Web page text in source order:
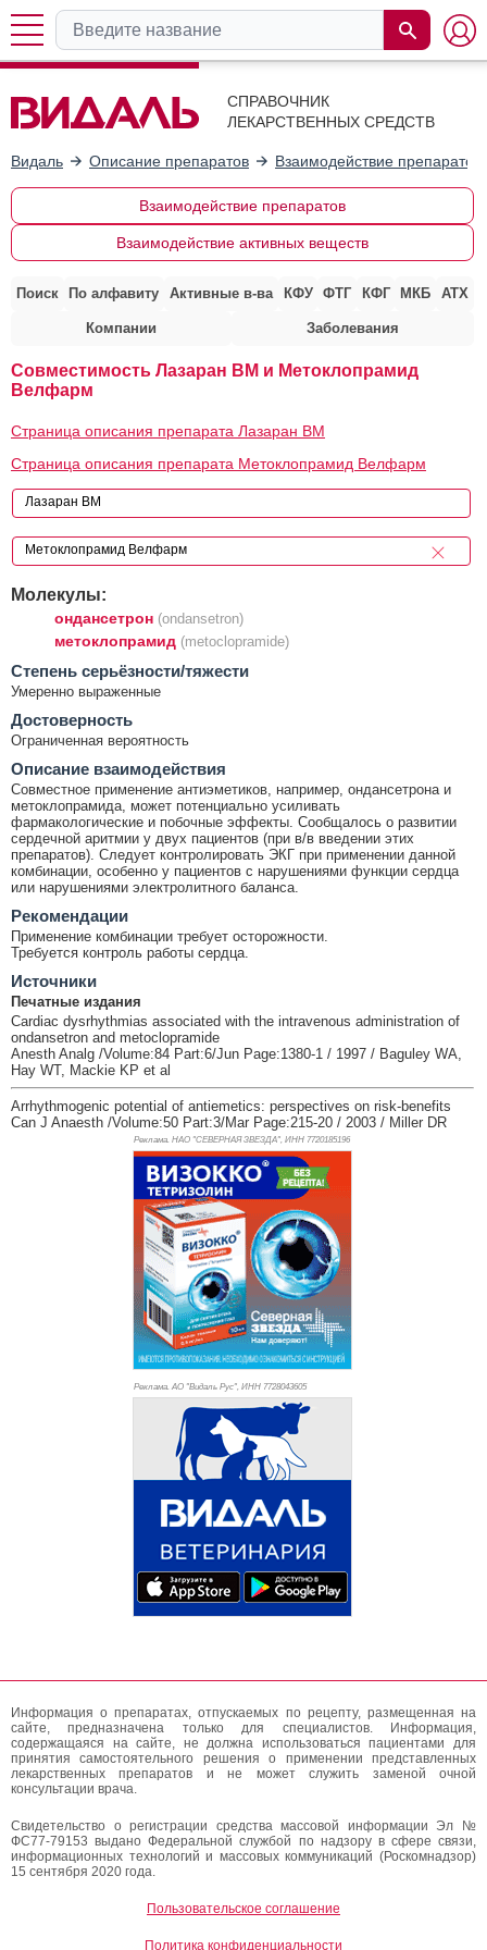
СПРАВОЧНИК
ЛЕКАРСТВЕННЫХ СРЕДСТВ
Видаль Описание препаратов Взаимодействие препаратов
Взаимодействие препаратов
Взаимодействие активных веществ
Поиск По алфавиту Активные в-ва КФУ ФТГ КФГ МКБ АТХ
Компании Заболевания
Совместимость Лазаран ВМ и Метоклопрамид
Велфарм
Страница описания препарата Лазаран ВМ
Страница описания препарата Метоклопрамид Велфарм
Молекулы:
ондансетрон (ondansetron)
метоклопрамид (metoclopramide)
Cтепень серьёзности/тяжести
Умеренно выраженные
Достоверность
Ограниченная вероятность
Описание взаимодействия
Совместное применение антиэметиков, например, ондансетрона и
метоклопрамида, может потенциально усиливать
фармакологические и побочные эффекты. Сообщалось о развитии
сердечной аритмии у двух пациентов (при в/в введении этих
препаратов). Следует контролировать ЭКГ при применении данной
комбинации, особенно у пациентов с нарушениями функции сердца
или нарушениями электролитного баланса.
Рекомендации
Применение комбинации требует осторожности.
Требуется контроль работы сердца.
Источники
Печатные издания
Cardiac dysrhythmias associated with the intravenous administration of
ondansetron and metoclopramide
Anesth Analg /Volume:84 Part:6/Jun Page:1380-1 / 1997 / Baguley WA,
Hay WT, Mackie KP et al
Arrhythmogenic potential of antiemetics: perspectives on risk-benefits
Can J Anaesth /Volume:50 Part:3/Mar Page:215-20 / 2003 / Miller DR
Реклама. НАО "СЕВЕРНАЯ ЗВЕЗДА", ИНН 7720185196
Реклама. АО "Видаль Рус", ИНН 7728043605
Информация о препаратах, отпускаемых по рецепту, размещенная на
сайте, предназначена только для специалистов. Информация,
содержащаяся на сайте, не должна использоваться пациентами для
принятия самостоятельного решения о применении представленных
лекарственных препаратов и не может служить заменой очной
консультации врача.
Свидетельство о регистрации средства массовой информации Эл №
ФС77-79153 выдано Федеральной службой по надзору в сфере связи,
информационных технологий и массовых коммуникаций (Роскомнадзор)
15 сентября 2020 года.
Пользовательское соглашение
Политика конфиденциальности